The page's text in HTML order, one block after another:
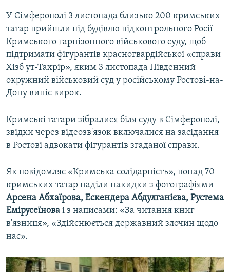
Усі сайти RFE/RL
У Сімферополі 3 листопада близько 200 кримських
татар прийшли під будівлю підконтрольного Росії
Кримського гарнізонного військового суду, щоб
підтримати фігурантів красногвардійської «справи
Хізб ут-Тахрір», яким 3 листопада Південний
окружний військовий суд у російському Ростові-на-
Дону виніс вирок.
Кримські татари зібралися біля суду в Сімферополі,
звідки через відеозв'язок включалися на засідання
в Ростові адвокати фігурантів згаданої справи.
Як повідомляє «Кримська солідарність», понад 70
кримських татар наділи накидки з фотографіями
Арсена Абхаїрова, Ескендера Абдулганієва, Рустема
Емірусеїнова і з написами: «За читання книг
в'язниця», «Здійснюється державний злочин щодо
нас».